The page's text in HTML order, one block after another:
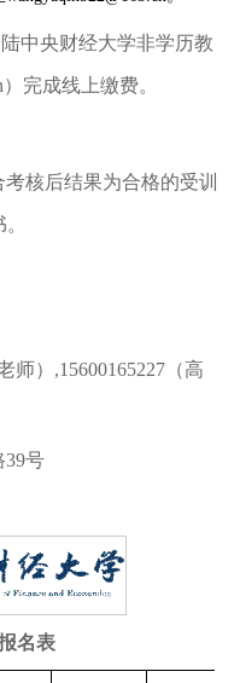
中央财经大学非学历教
完成线上缴费。
核后结果为合格的受训
师）,15600165227（高
39号
名表